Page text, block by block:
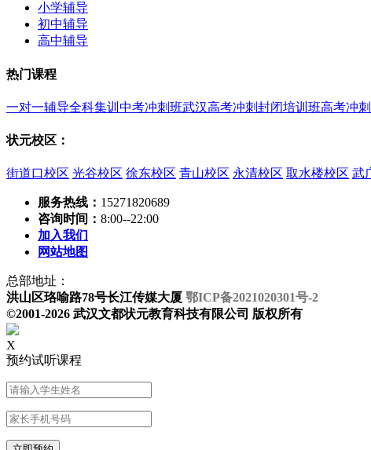
小学辅导
初中辅导
高中辅导
热门课程
一对一辅导全科集训 中考冲刺班武汉高考冲刺封闭培训班高考冲
状元校区：
街道口校区 光谷校区 徐东校区 青山校区 永清校区 取水楼校区 武
服务热线： 15271820689
咨询时间： 8:00--22:00
加入我们
网站地图
总部地址：
洪山区珞喻路78号长江传媒大厦 鄂ICP备2021020301号-2
©2001-2026 武汉文都状元教育科技有限公司 版权所有
X
预约试听课程